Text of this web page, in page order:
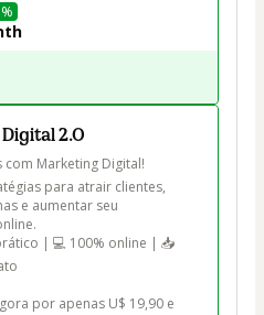
2.0
com Marketing Digital!
para atrair clientes,
e aumentar seu
| 💻 100% online | 📥
por apenas U$ 19,90 e